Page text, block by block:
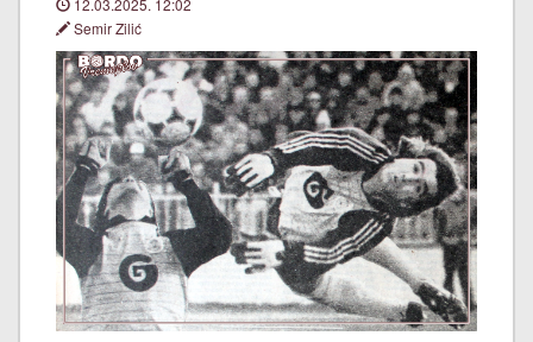
12.03.2025. 12:02
Semir Zilić